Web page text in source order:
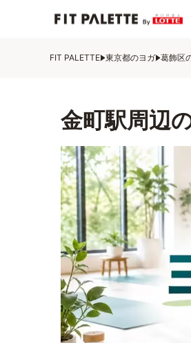
FIT PALETTE 東京都のヨガ 葛飾区
金町駅周辺